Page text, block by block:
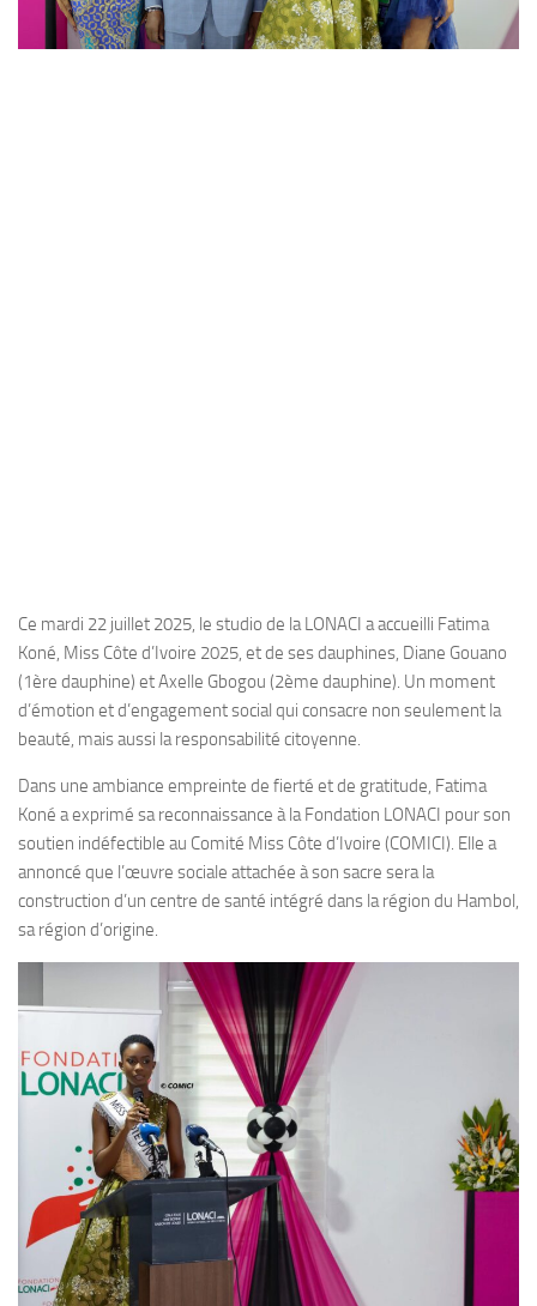
Ce mardi 22 juillet 2025, le studio de la LONACI a accueilli Fatima
Koné, Miss Côte d’Ivoire 2025, et de ses dauphines, Diane Gouano
(1ère dauphine) et Axelle Gbogou (2ème dauphine). Un moment
d’émotion et d’engagement social qui consacre non seulement la
beauté, mais aussi la responsabilité citoyenne.
Dans une ambiance empreinte de fierté et de gratitude, Fatima
Koné a exprimé sa reconnaissance à la Fondation LONACI pour son
soutien indéfectible au Comité Miss Côte d’Ivoire (COMICI). Elle a
annoncé que l’œuvre sociale attachée à son sacre sera la
construction d’un centre de santé intégré dans la région du Hambol,
sa région d’origine.